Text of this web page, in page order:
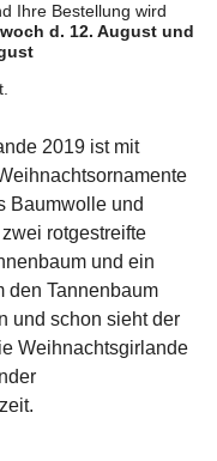
Ihre Bestellung wird
d. 12. August und
2019 ist mit
Baumwolle und
rotgestreifte
und ein
den Tannenbaum
und schon sieht der
Weihnachtsgirlande